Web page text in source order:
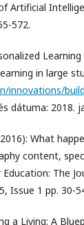
Artificial
572.
in large
innovations/
dátuma: 2018.
What
content,
The
Issue 1 pp. 30-
a Living: A